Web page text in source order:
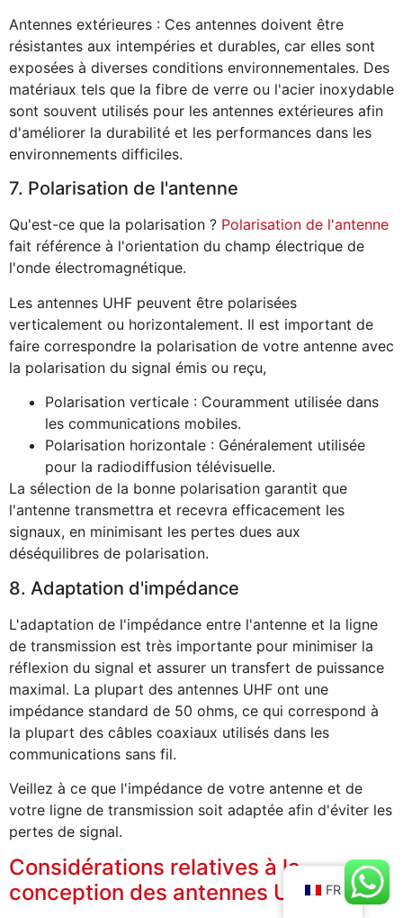
Antennes extérieures : Ces antennes doivent être
résistantes aux intempéries et durables, car elles sont
exposées à diverses conditions environnementales. Des
matériaux tels que la fibre de verre ou l'acier inoxydable
sont souvent utilisés pour les antennes extérieures afin
d'améliorer la durabilité et les performances dans les
environnements difficiles.
7. Polarisation de l'antenne
Qu'est-ce que la polarisation ? Polarisation de l'antenne
fait référence à l'orientation du champ électrique de
l'onde électromagnétique.
Les antennes UHF peuvent être polarisées
verticalement ou horizontalement. Il est important de
faire correspondre la polarisation de votre antenne avec
la polarisation du signal émis ou reçu,
Polarisation verticale : Couramment utilisée dans
les communications mobiles.
Polarisation horizontale : Généralement utilisée
pour la radiodiffusion télévisuelle.
La sélection de la bonne polarisation garantit que
l'antenne transmettra et recevra efficacement les
signaux, en minimisant les pertes dues aux
déséquilibres de polarisation.
8. Adaptation d'impédance
L'adaptation de l'impédance entre l'antenne et la ligne
de transmission est très importante pour minimiser la
réflexion du signal et assurer un transfert de puissance
maximal. La plupart des antennes UHF ont une
impédance standard de 50 ohms, ce qui correspond à
la plupart des câbles coaxiaux utilisés dans les
communications sans fil.
Veillez à ce que l'impédance de votre antenne et de
votre ligne de transmission soit adaptée afin d'éviter les
pertes de signal.
Considérations relatives à la
conception des antennes UHF FR